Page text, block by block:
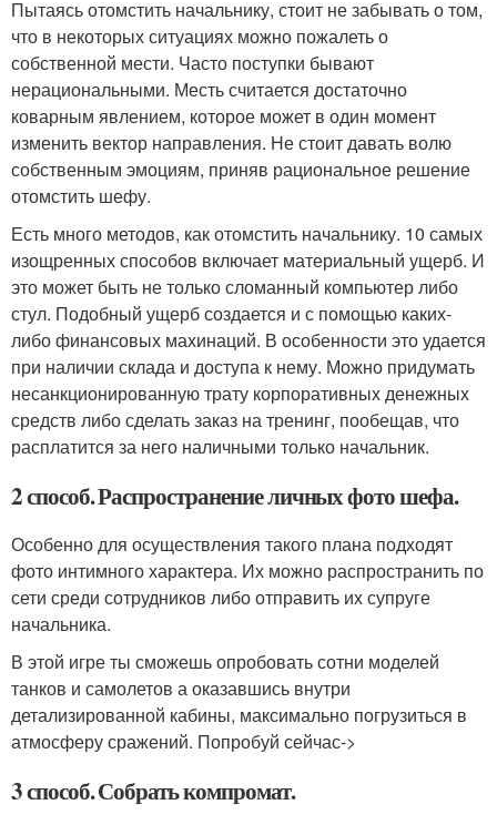
Пытаясь отомстить начальнику, стоит не забывать о том,
что в некоторых ситуациях можно пожалеть о
собственной мести. Часто поступки бывают
нерациональными. Месть считается достаточно
коварным явлением, которое может в один момент
изменить вектор направления. Не стоит давать волю
собственным эмоциям, приняв рациональное решение
отомстить шефу.
Есть много методов, как отомстить начальнику. 10 самых
изощренных способов включает материальный ущерб. И
это может быть не только сломанный компьютер либо
стул. Подобный ущерб создается и с помощью каких-
либо финансовых махинаций. В особенности это удается
при наличии склада и доступа к нему. Можно придумать
несанкционированную трату корпоративных денежных
средств либо сделать заказ на тренинг, пообещав, что
расплатится за него наличными только начальник.
2 способ. Распространение личных фото шефа.
Особенно для осуществления такого плана подходят
фото интимного характера. Их можно распространить по
сети среди сотрудников либо отправить их супруге
начальника.
В этой игре ты сможешь опробовать сотни моделей
танков и самолетов а оказавшись внутри
детализированной кабины, максимально погрузиться в
атмосферу сражений. Попробуй сейчас->
3 способ. Собрать компромат.